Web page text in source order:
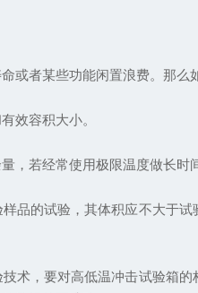
者某些功能闲置浪费。那么
效容积大小。
若经常使用极限温度做长时
的试验，其体积应不大于试
，要对高低温冲击试验箱的